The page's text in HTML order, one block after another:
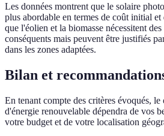
Les données montrent que le solaire
plus abordable en termes de coût initial et
que l'éolien et la biomasse nécessitent
conséquents mais peuvent être justifiés
dans les zones adaptées.
Bilan et
En tenant compte des critères évoqués,
d'énergie renouvelable dépendra de vos
votre budget et de votre localisation